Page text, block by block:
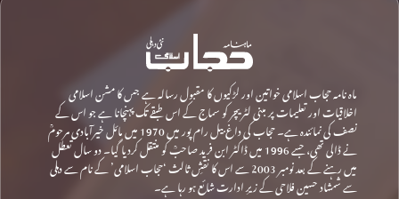
ماہ نامہ حجاب اسلامی خواتین اور لڑکیوں کا مقبول رسالہ ہے جس کا مشن اسلامی
اخلاقیات اور تعلیمات پر مبنی لٹریچر کو سماج کے اس طبقے تک پہنچانا ہے جو اس کے
نصف کی نمائندہ ہے۔ حجاب کی داغ بیل رام پور میں 1970 میں مائل خیرآبادی مرحومؒ
نے ڈالی تھی، جسے 1996 میں ڈاکٹر ابن فرید صاحبؒ کو منتقل کردیا گیا۔ دو سال تعطل
میں رہنے کے بعد نومبر 2003 سے اس کا نقشِ ثالث ‘حجاب اسلامی’ کے نام سے دہلی
سے شمشاد حسین فلاحی کے زیرِ ادارت شائع ہو رہا ہے۔